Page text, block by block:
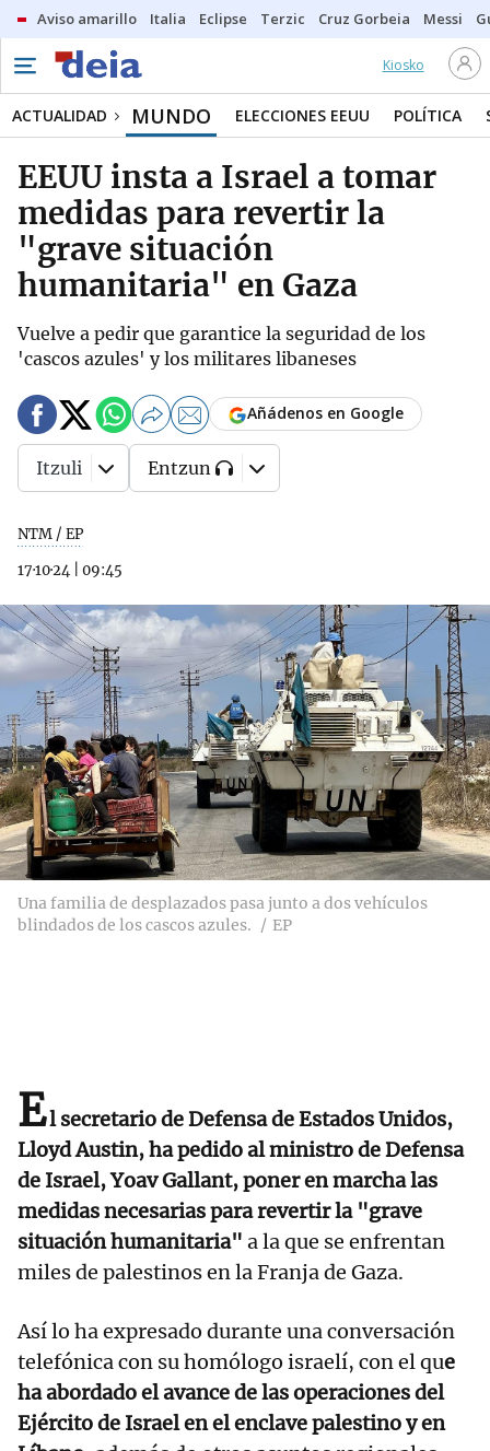
Aviso amarillo Italia Eclipse Terzic Cruz Gorbeia Messi
Kiosko
ACTUALIDAD MUNDO ELECCIONES EEUU POLÍTICA
EEUU insta a Israel a tomar
medidas para revertir la
"grave situación
humanitaria" en Gaza
Vuelve a pedir que garantice la seguridad de los
'cascos azules' y los militares libaneses
NTM / EP
17·10·24
09:45
Añádenos en Google
Itzuli Entzun
Una familia de desplazados pasa junto a dos vehículos
blindados de los cascos azules.
EP
El secretario de Defensa de Estados Unidos,
Lloyd Austin, ha pedido al ministro de Defensa
de Israel, Yoav Gallant, poner en marcha las
medidas necesarias para revertir la "grave
situación humanitaria" a la que se enfrentan
miles de palestinos en la Franja de Gaza.
Así lo ha expresado durante una conversación
telefónica con su homólogo israelí, con el que
ha abordado el avance de las operaciones del
Ejército de Israel en el enclave palestino y en